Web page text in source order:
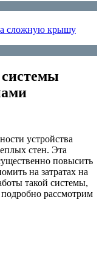
сложную крышу
системы
устройства
стен. Эта
повысить
на затратах на
такой системы,
рассмотрим